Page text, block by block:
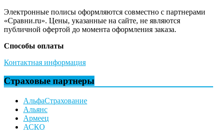
Электронные полисы оформляются совместно с партнерами
«Сравни.ru». Цены, указанные на сайте, не являются
публичной офертой до момента оформления заказа.
Способы оплаты
Контактная информация
Страховые партнеры
АльфаСтрахование
Альянс
Армеец
АСКО